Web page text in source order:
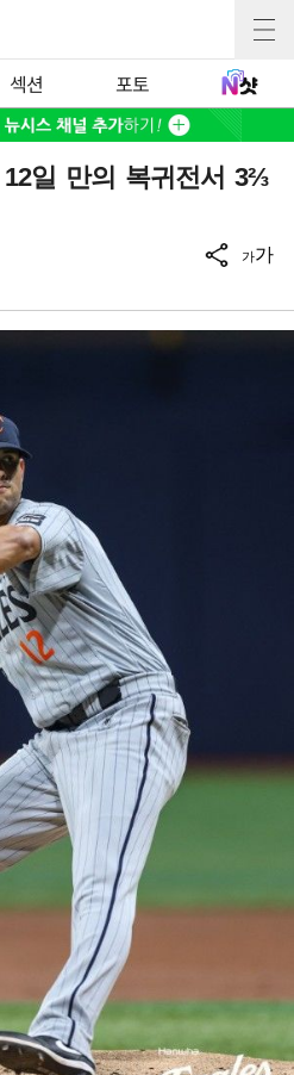
섹션 포토
일 만의 복귀전서 3⅔
가가